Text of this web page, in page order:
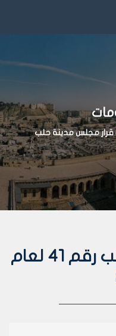
قرار مجلس مدينة حلب
قرار مجلس مدينة حلب رقم 41 لعام